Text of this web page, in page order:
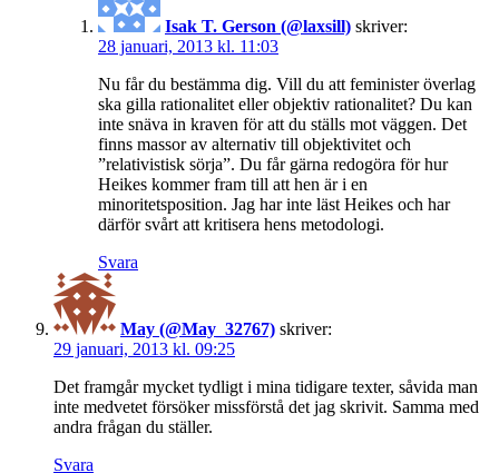
Isak T. Gerson (@laxsill) skriver:
28 januari, 2013 kl. 11:03
Nu får du bestämma dig. Vill du att feminister överlag
ska gilla rationalitet eller objektiv rationalitet? Du kan
inte snäva in kraven för att du ställs mot väggen. Det
finns massor av alternativ till objektivitet och
”relativistisk sörja”. Du får gärna redogöra för hur
Heikes kommer fram till att hen är i en
minoritetsposition. Jag har inte läst Heikes och har
därför svårt att kritisera hens metodologi.
Svara
May (@May_32767) skriver:
29 januari, 2013 kl. 09:25
Det framgår mycket tydligt i mina tidigare texter, såvida man
inte medvetet försöker missförstå det jag skrivit. Samma med
andra frågan du ställer.
Svara